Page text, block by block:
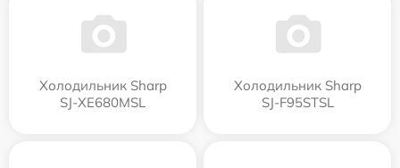
Холодильник Sharp
SJ-XE680MSL
Холодильник Sharp
SJ-F95STSL